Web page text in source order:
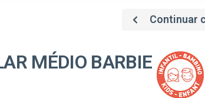
Continuar
MÉDIO BARBIE